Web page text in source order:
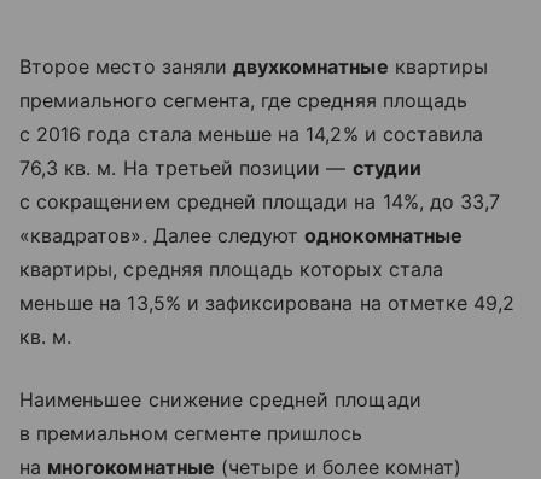
Второе место заняли двухкомнатные квартиры
премиального сегмента, где средняя площадь
с 2016 года стала меньше на 14,2% и составила
76,3 кв. м. На третьей позиции — студии
с сокращением средней площади на 14%, до 33,7
«квадратов». Далее следуютоднокомнатные
квартиры, средняя площадь которых стала
меньше на 13,5% и зафиксирована на отметке 49,2
кв. м.
Наименьшее снижение средней площади
в премиальном сегменте пришлось
на многокомнатные (четыре и более комнат)